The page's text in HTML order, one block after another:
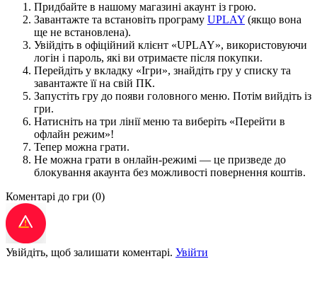
Придбайте в нашому магазині акаунт із грою.
Завантажте та встановіть програму UPLAY (якщо вона
ще не встановлена).
Увійдіть в офіційний клієнт «UPLAY», використовуючи
логін і пароль, які ви отримаєте після покупки.
Перейдіть у вкладку «Ігри», знайдіть гру у списку та
завантажте її на свій ПК.
Запустіть гру до появи головного меню. Потім вийдіть із
гри.
Натисніть на три лінії меню та виберіть «Перейти в
офлайн режим»!
Тепер можна грати.
Не можна грати в онлайн-режимі — це призведе до
блокування акаунта без можливості повернення коштів.
Коментарі до гри (0)
Увійдіть, щоб залишати коментарі. Увійти